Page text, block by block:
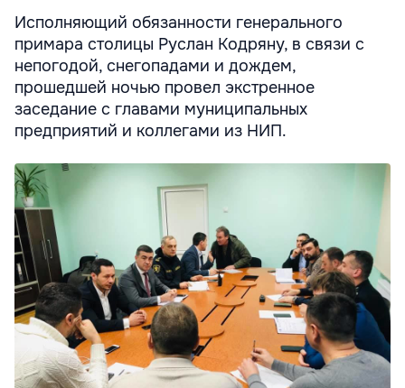
Исполняющий обязанности генерального
примара столицы Руслан Кодряну, в связи с
непогодой, снегопадами и дождем,
прошедшей ночью провел экстренное
заседание с главами муниципальных
предприятий и коллегами из НИП.